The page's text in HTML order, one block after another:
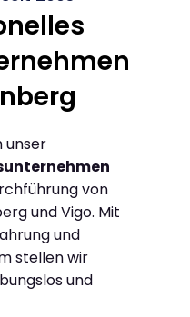
unser
von
und Vigo. Mit
und
stellen wir
und